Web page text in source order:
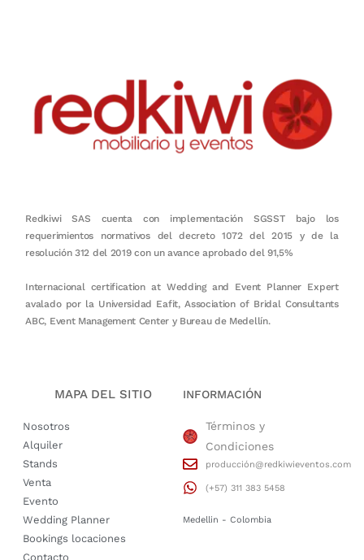
Redkiwi SAS cuenta con implementación SGSST bajo los
requerimientos normativos del decreto 1072 del 2015 y de la
resolución 312 del 2019 con un avance aprobado del 91,5%
Internacional certification at Wedding and Event Planner Expert
avalado por la Universidad Eafit, Association of Bridal Consultants
ABC, Event Management Center y Bureau de Medellín.
MAPA DEL SITIO
Nosotros
Alquiler
Stands
Venta
Evento
Wedding Planner
Bookings locaciones
Contacto
INFORMACIÓN
Términos y
Condiciones
producción@redkiwieventos.com
(+57) 311 383 5458
Medellin - Colombia